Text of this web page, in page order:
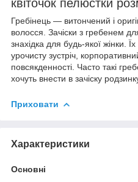
квіточок пелюстки
Гребінець — витончений і
волосся. Зачіски з гребенем
знахідка для будь-якої жінки.
урочисту зустріч,
повсякденності. Часто такі
хочуть внести в зачіску
Приховати
Характеристики
Основні